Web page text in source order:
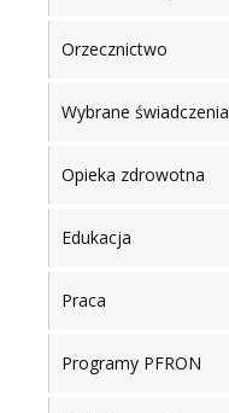
Orzecznictwo
Wybrane świadczenia
Opieka zdrowotna
Edukacja
Praca
Programy PFRON